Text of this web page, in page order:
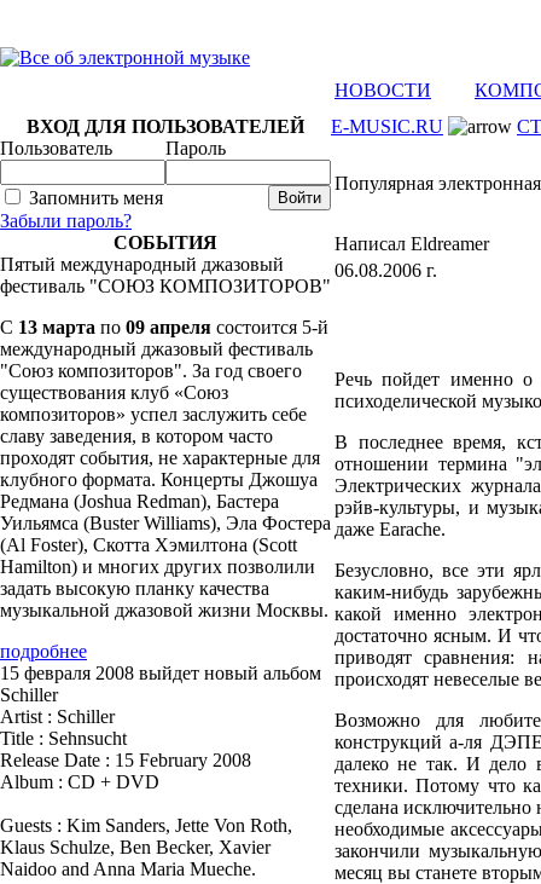
НОВОСТИ
ВХОД ДЛЯ ПОЛЬЗОВАТЕЛЕЙ
Пользователь
Пароль
Запомнить меня
Забыли пароль?
СОБЫТИЯ
Пятый международный джазовый
фестиваль "СОЮЗ КОМПОЗИТОРОВ"
C 13 марта по 09 апреля состоится 5-й
международный джазовый фестиваль
"Союз композиторов". За год своего
существования клуб «Союз
композиторов» успел заслужить себе
славу заведения, в котором часто
проходят события, не характерные для
клубного формата. Концерты Джошуа
Редмана (Joshua Redman), Бастера
Уильямса (Buster Williams), Эла Фостера
(Al Foster), Скотта Хэмилтона (Scott
Hamilton) и многих других позволили
задать высокую планку качества
музыкальной джазовой жизни Москвы.
подробнее
15 февраля 2008 выйдет новый альбом
Schiller
Artist : Schiller
Title : Sehnsucht
Release Date : 15 February 2008
Album : CD + DVD
Guests : Kim Sanders, Jette Von Roth,
Klaus Schulze, Ben Becker, Xavier
Naidoo and Anna Maria Mueche.
E-MUSIC.RU
Популярная
Написал Eldreamer
06.08.2006 г.
Речь пойдет именно о
психоделической
В последнее время,
отношении термина
Электрических
рэйв-культуры, и
даже Earache.
Безусловно, все эти
каким-нибудь
какой именно
достаточно ясным. И
приводят сравнения:
происходят невеселые
Возможно для
конструкций а-ля
далеко не так. И дело
техники. Потому что
сделана
необходимые
закончили
месяц вы станете